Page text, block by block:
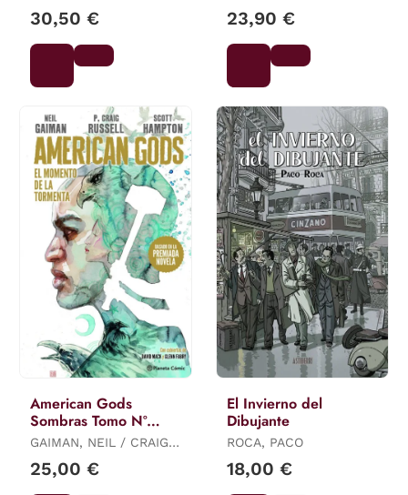
30,50 € 23,90 €
American Gods
Sombras Tomo Nº
03/03
GAIMAN, NEIL / CRAIG
RUSSELL, PHILIP /
HAMPTON, SCOTT
25,00 €
El Invierno del
Dibujante
ROCA, PACO
18,00 €